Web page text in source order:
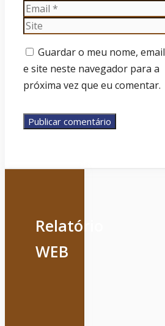
Email
Site
Guardar o meu nome, email
e site neste navegador para a
próxima vez que eu comentar.
Relatório
WEB